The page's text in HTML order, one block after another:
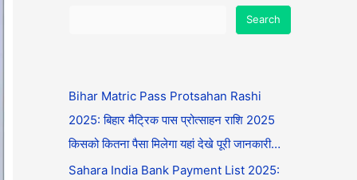
Search
Bihar Matric Pass Protsahan Rashi
2025: बिहार मैट्रिक पास प्रोत्साहन राशि 2025
किसको कितना पैसा मिलेगा यहां देखे पूरी जानकारी…
Sahara India Bank Payment List 2025: